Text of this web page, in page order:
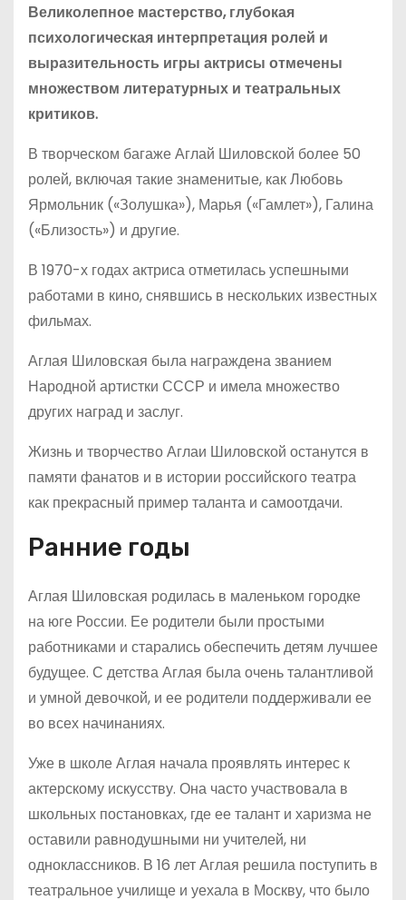
Великолепное мастерство, глубокая
психологическая интерпретация ролей и
выразительность игры актрисы отмечены
множеством литературных и театральных
критиков.
В творческом багаже Аглай Шиловской более 50
ролей, включая такие знаменитые, как Любовь
Ярмольник («Золушка»), Марья («Гамлет»), Галина
(«Близость») и другие.
В 1970-х годах актриса отметилась успешными
работами в кино, снявшись в нескольких известных
фильмах.
Аглая Шиловская была награждена званием
Народной артистки СССР и имела множество
других наград и заслуг.
Жизнь и творчество Аглаи Шиловской останутся в
памяти фанатов и в истории российского театра
как прекрасный пример таланта и самоотдачи.
Ранние годы
Аглая Шиловская родилась в маленьком городке
на юге России. Ее родители были простыми
работниками и старались обеспечить детям лучшее
будущее. С детства Аглая была очень талантливой
и умной девочкой, и ее родители поддерживали ее
во всех начинаниях.
Уже в школе Аглая начала проявлять интерес к
актерскому искусству. Она часто участвовала в
школьных постановках, где ее талант и харизма не
оставили равнодушными ни учителей, ни
одноклассников. В 16 лет Аглая решила поступить в
театральное училище и уехала в Москву, что было